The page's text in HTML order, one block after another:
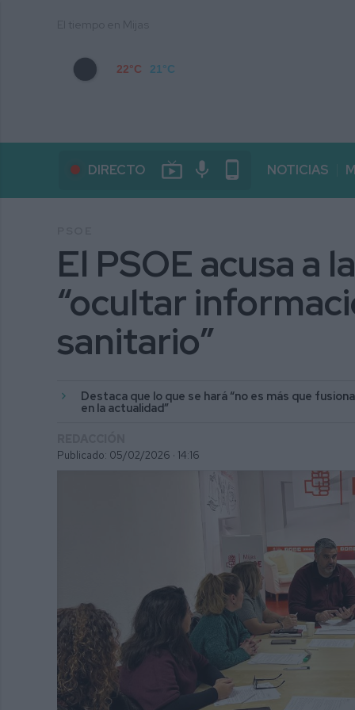
22°C 21°C
DIRECTO live_tv mic phone_android NOTICIAS
El PSOE acusa a
“ocultar
sanitario”
Destaca que lo que se hará “no es más que
en la actualidad”
Publicado: 05/02/2026 · 14:16